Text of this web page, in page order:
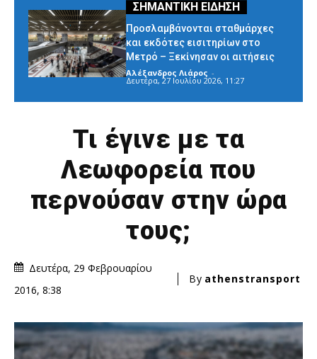
Προσλαμβάνονται σταθμάρχες
και εκδότες εισιτηρίων στο
Μετρό – Ξεκίνησαν οι αιτήσεις
Αλέξανδρος Λιάρος -
Δευτέρα, 27 Ιουλίου 2026, 11:27
Τι έγινε με τα
Λεωφορεία που
περνούσαν στην ώρα
τους;
Δευτέρα, 29 Φεβρουαρίου
2016, 8:38
By athenstransport